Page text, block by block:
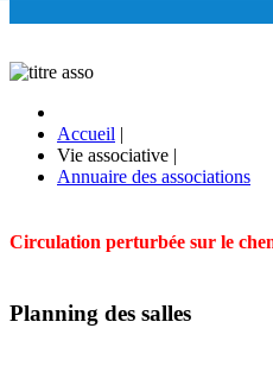
Accueil |
Vie associative |
Annuaire des associations
Circulation perturbée sur le
Planning des salles